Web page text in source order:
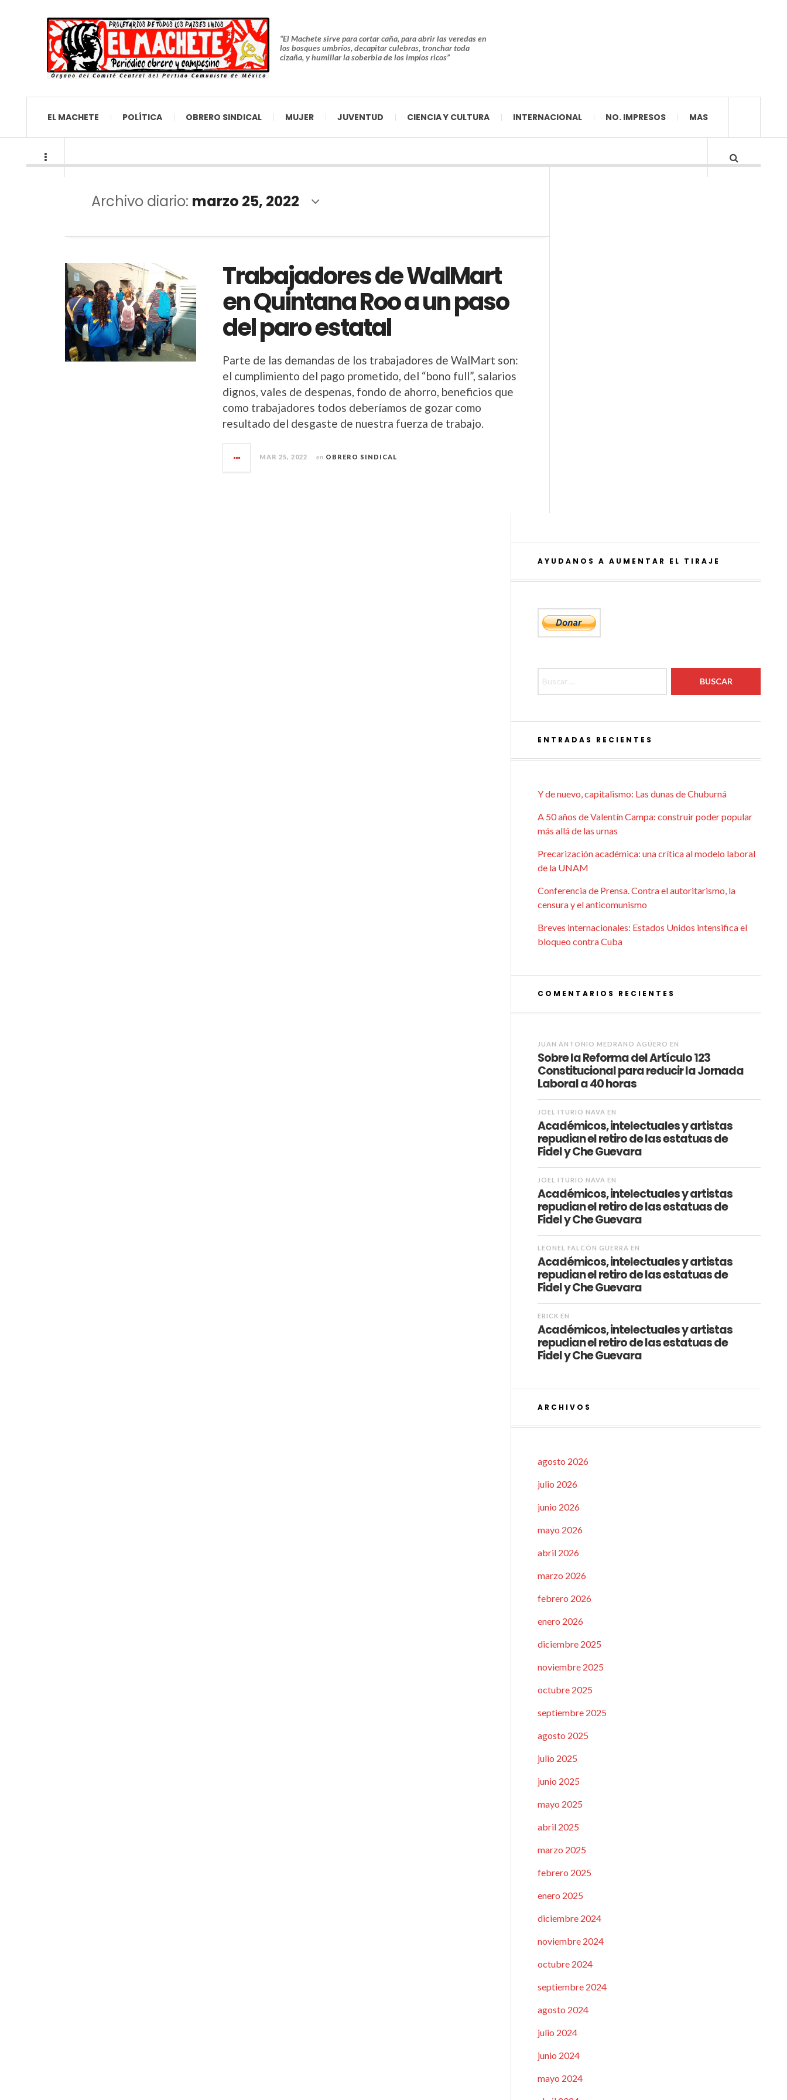
“El Machete sirve para cortar caña, para abrir las veredas en
los bosques umbríos, decapitar culebras, tronchar toda
cizaña, y humillar la soberbia de los impíos ricos”
EL MACHETE POLÍTICA OBRERO SINDICAL MUJER JUVENTUD CIENCIA Y CULTURA INTERNACIONAL NO. IMPRESOS MAS
Archivo diario: marzo 25, 2022
Trabajadores de WalMart
en Quintana Roo a un paso
del paro estatal
Parte de las demandas de los trabajadores de WalMart son:
el cumplimiento del pago prometido, del “bono full”, salarios
dignos, vales de despenas, fondo de ahorro, beneficios que
como trabajadores todos deberíamos de gozar como
resultado del desgaste de nuestra fuerza de trabajo.
MAR 25, 2022 en OBRERO SINDICAL
AYUDANOS A AUMENTAR EL TIRAJE
ENTRADAS RECIENTES
Y de nuevo, capitalismo: Las dunas de Chuburná
A 50 años de Valentín Campa: construir poder popular
más allá de las urnas
Precarización académica: una crítica al modelo laboral
de la UNAM
Conferencia de Prensa. Contra el autoritarismo, la
censura y el anticomunismo
Breves internacionales: Estados Unidos intensifica el
bloqueo contra Cuba
COMENTARIOS RECIENTES
JUAN ANTONIO MEDRANO AGÜERO EN
Sobre la Reforma del Artículo 123
Constitucional para reducir la Jornada
Laboral a 40 horas
JOEL ITURIO NAVA EN
Académicos, intelectuales y artistas
repudian el retiro de las estatuas de
Fidel y Che Guevara
JOEL ITURIO NAVA EN
Académicos, intelectuales y artistas
repudian el retiro de las estatuas de
Fidel y Che Guevara
LEONEL FALCÓN GUERRA EN
Académicos, intelectuales y artistas
repudian el retiro de las estatuas de
Fidel y Che Guevara
ERICK EN
Académicos, intelectuales y artistas
repudian el retiro de las estatuas de
Fidel y Che Guevara
ARCHIVOS
agosto 2026
julio 2026
junio 2026
mayo 2026
abril 2026
marzo 2026
febrero 2026
enero 2026
diciembre 2025
noviembre 2025
octubre 2025
septiembre 2025
agosto 2025
julio 2025
junio 2025
mayo 2025
abril 2025
marzo 2025
febrero 2025
enero 2025
diciembre 2024
noviembre 2024
octubre 2024
septiembre 2024
agosto 2024
julio 2024
junio 2024
mayo 2024